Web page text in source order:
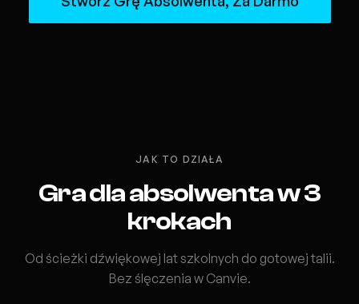
JAK TO DZIAŁA
Gra dla absolwenta w 3
krokach
Od ścieżki dźwiękowej lat szkolnych do gotowej talii.
Bez ślęczenia w Canvie.